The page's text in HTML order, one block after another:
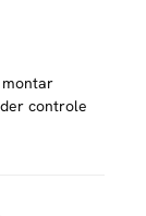
montar
controle